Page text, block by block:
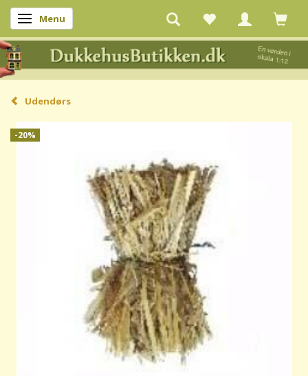
Skifte navigation
Menu
Udendørs
-20%